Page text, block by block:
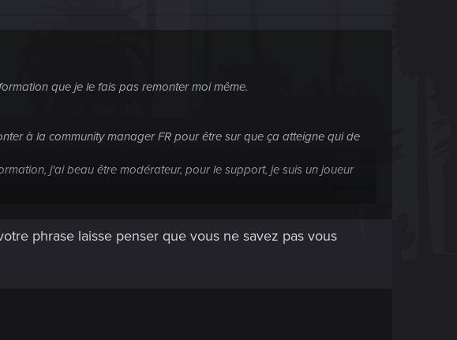
que je le fais pas remonter moi même.
à la community manager FR pour être sur que ça atteigne qui de
j'ai beau être modérateur, pour le support, je suis un joueur
n'en sais pas plus que vous, je pense que cela est reporter de
galère, aucun de nous ne le sais.
phrase laisse penser que vous ne savez pas vous